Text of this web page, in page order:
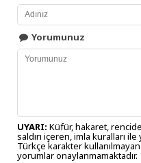
Yorumunuz
UYARI: Küfür, hakaret,
saldırı içeren, imla kuralları ile
Türkçe karakter
yorumlar onaylanmamaktadır.